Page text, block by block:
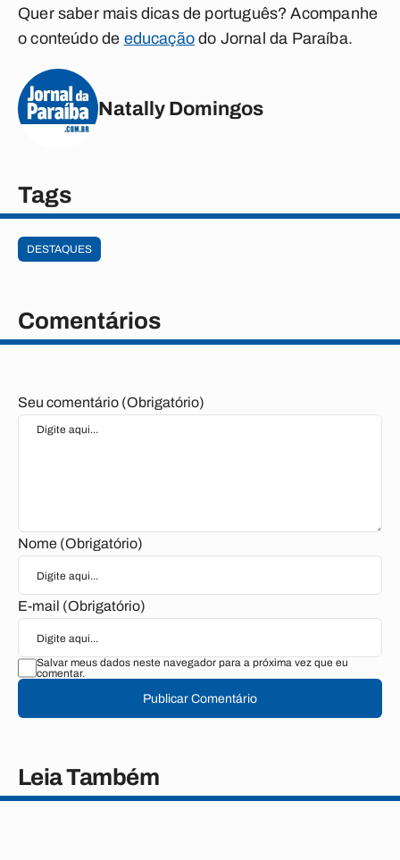
Quer saber mais dicas de português? Acompanhe
o conteúdo de educaçãodo Jornal da Paraíba.
Natally Domingos
Tags
DESTAQUES
Comentários
Seu comentário (Obrigatório)
Nome (Obrigatório)
E-mail (Obrigatório)
Salvar meus dados neste navegador para a próxima vez que eu
comentar.
Publicar Comentário
Leia Também